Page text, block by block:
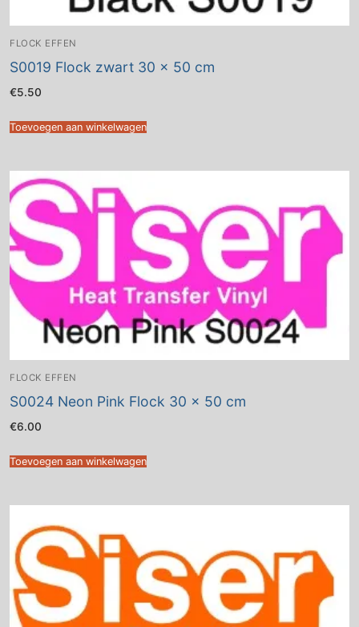
FLOCK EFFEN
S0019 Flock zwart 30 x 50 cm
€5.50
Toevoegen aan winkelwagen
FLOCK EFFEN
S0024 Neon Pink Flock 30 x 50 cm
€6.00
Toevoegen aan winkelwagen